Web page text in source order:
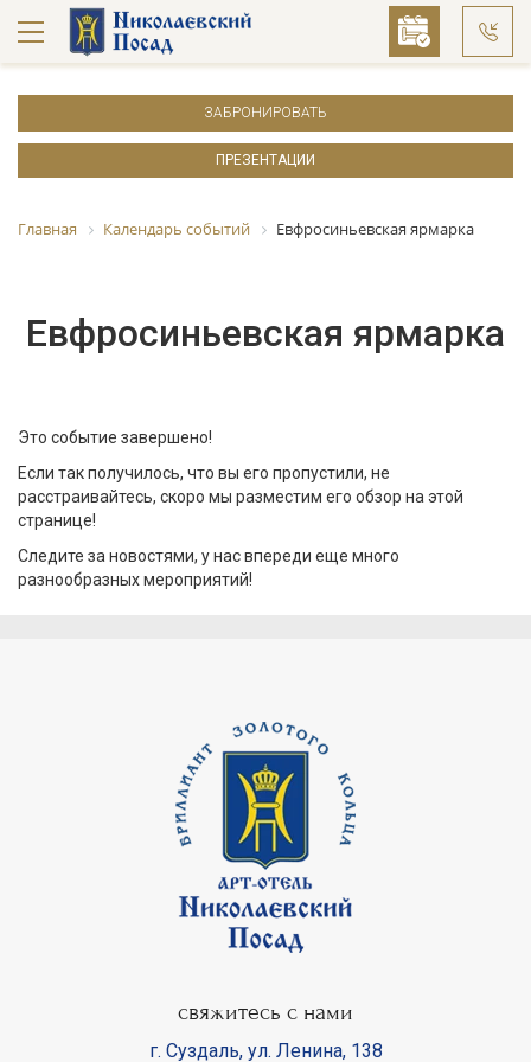
ЗАБРОНИРОВАТЬ
ПРЕЗЕНТАЦИИ
Главная Календарь событий Евфросиньевская ярмарка
Евфросиньевская ярмарка
Это событие завершено!
Если так получилось, что вы его пропустили, не
расстраивайтесь, скоро мы разместим его обзор на этой
странице!
Следите за новостями, у нас впереди еще много
разнообразных мероприятий!
свяжитесь с нами
г. Суздаль, ул. Ленина, 138